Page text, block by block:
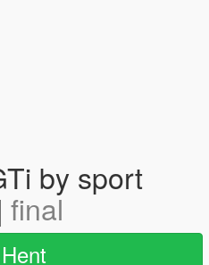
by sport
final
Hent